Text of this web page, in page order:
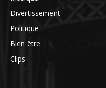
Divertissement
Politique
Bien être
Clips